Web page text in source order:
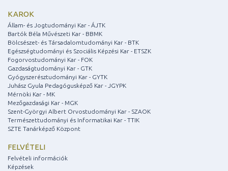
KAROK
Állam- és Jogtudományi Kar - ÁJTK
Bartók Béla Művészeti Kar - BBMK
Bölcsészet- és Társadalomtudományi Kar - BTK
Egészségtudományi és Szociális Képzési Kar - ETSZK
Fogorvostudományi Kar - FOK
Gazdaságtudományi Kar - GTK
Gyógyszerésztudományi Kar - GYTK
Juhász Gyula Pedagógusképző Kar - JGYPK
Mérnöki Kar - MK
Mezőgazdasági Kar - MGK
Szent-Györgyi Albert Orvostudományi Kar - SZAOK
Természettudományi és Informatikai Kar - TTIK
SZTE Tanárképző Központ
FELVÉTELI
Felvételi információk
Képzések